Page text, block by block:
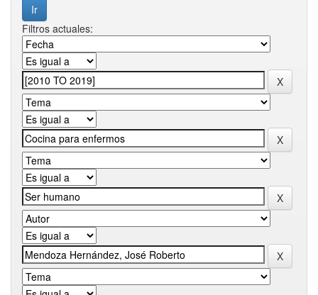
Filtros actuales: